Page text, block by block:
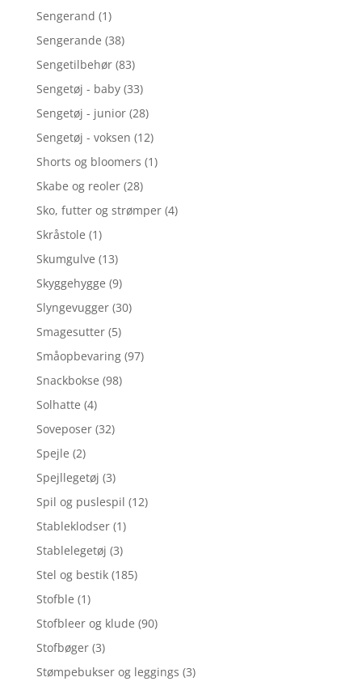
Sengerand (1)
Sengerande (38)
Sengetilbehør (83)
Sengetøj - baby (33)
Sengetøj - junior (28)
Sengetøj - voksen (12)
Shorts og bloomers (1)
Skabe og reoler (28)
Sko, futter og strømper (4)
Skråstole (1)
Skumgulve (13)
Skyggehygge (9)
Slyngevugger (30)
Smagesutter (5)
Småopbevaring (97)
Snackbokse (98)
Solhatte (4)
Soveposer (32)
Spejle (2)
Spejllegetøj (3)
Spil og puslespil (12)
Stableklodser (1)
Stablelegetøj (3)
Stel og bestik (185)
Stofble (1)
Stofbleer og klude (90)
Stofbøger (3)
Stømpebukser og leggings (3)